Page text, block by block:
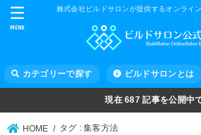
株式会社ビルドサロンが提供するオンライ
カテゴリーで探す ビルドサロンとは
MENU
現在687 記事を公開中
HOME タグ : 集客方法